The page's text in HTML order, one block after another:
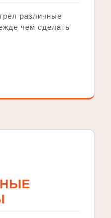
различные
чем сделать